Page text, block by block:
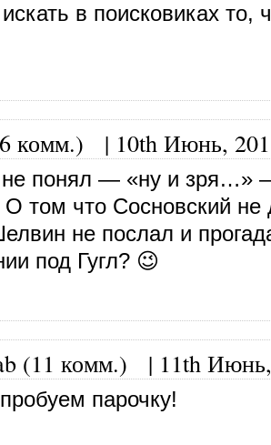
в поисковиках то,
комм.) | 10th Июнь,
понял — «ну и зря…»
том что Сосновский не
не послал и
под Гугл? 😉
(11 комм.) | 11th
парочку!